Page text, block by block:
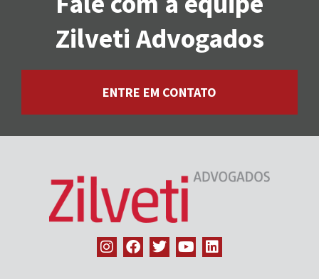
Zilveti Advogados
ENTRE EM CONTATO